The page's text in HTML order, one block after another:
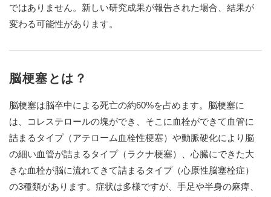
ではありません。新しい研究成果が報告された場合、結果が
変わる可能性があります。
脳梗塞とは？
脳梗塞は脳卒中による死亡の約60%を占めます。脳梗塞に
は、コレステロールの塊ができ、そこに血栓ができて血管に
詰まるタイプ（アテローム血栓性梗塞）や動脈硬化により脳
の細い血管が詰まるタイプ（ラクナ梗塞）、心臓にできた大
きな血栓が脳に流れてきて詰まるタイプ（心原性脳塞栓症）
の3種類があります。症状は多様ですが、手足や半身の麻痺、